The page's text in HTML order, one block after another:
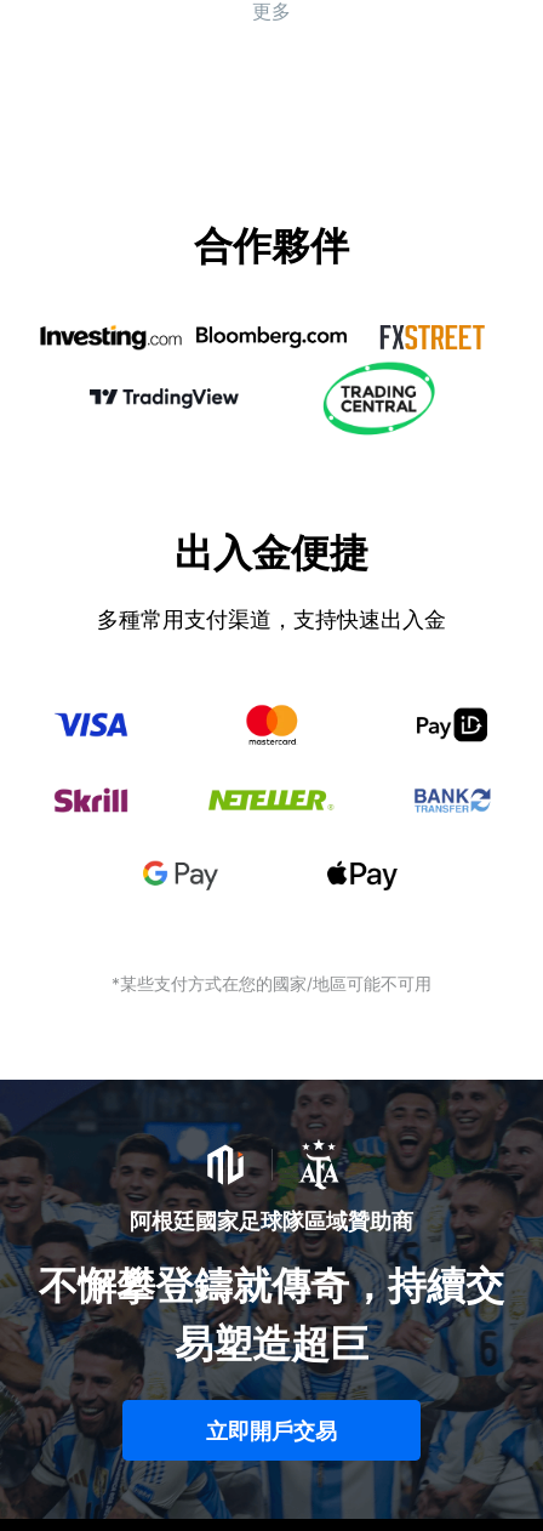
更多
合作夥伴
出入金便捷
多種常用支付渠道，支持快速出入金
*某些支付方式在您的國家/地區可能不可用
阿根廷國家足球隊區域贊助商
不懈攀登鑄就傳奇，持續交
易塑造超巨
立即開戶交易